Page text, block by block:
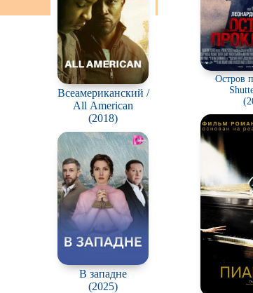
Всеамериканский /
All American
(2018)
В западне
(2025)
Остров